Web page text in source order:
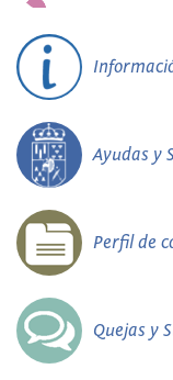
Ayudas y
Perfil de
Quejas y